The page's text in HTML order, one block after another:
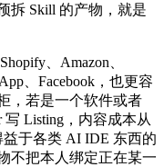
拆 Skill 的产物，就是
、Amazon、
、Facebook，也更容
，若是一个软件或者
写 Listing，内容成本从
于各类 AI IDE 东西的
不把本人绑定正在某一